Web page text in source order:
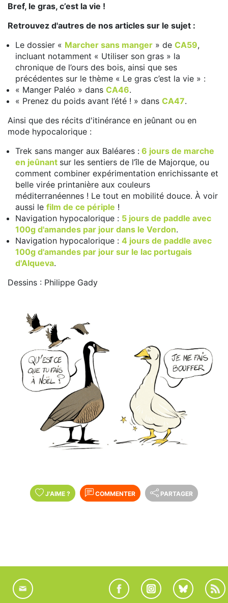
Bref, le gras, c’est la vie !
Retrouvez d'autres de nos articles sur le sujet :
Le dossier « Marcher sans manger » de CA59,
incluant notamment « Utiliser son gras » la
chronique de l’ours des bois, ainsi que ses
précédentes sur le thème « Le gras c’est la vie » :
« Manger Paléo » dans CA46.
« Prenez du poids avant l’été ! » dans CA47.
Ainsi que des récits d'itinérance en jeûnant ou en
mode hypocalorique :
Trek sans manger aux Baléares : 6 jours de marche
en jeûnant sur les sentiers de l’île de Majorque, ou
comment combiner expérimentation enrichissante et
belle virée printanière aux couleurs
méditerranéennes ! Le tout en mobilité douce. À voir
aussi le film de ce périple !
Navigation hypocalorique : 5 jours de paddle avec
100g d'amandes par jour dans le Verdon.
Navigation hypocalorique : 4 jours de paddle avec
100g d'amandes par jour sur le lac portugais
d'Alqueva.
Dessins : Philippe Gady
J'AIME ? COMMENTER PARTAGER